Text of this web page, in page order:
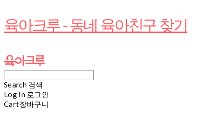
육아크루 - 동네 육아친구 찾기
Search 검색
Log In 로그인
Cart장바구니